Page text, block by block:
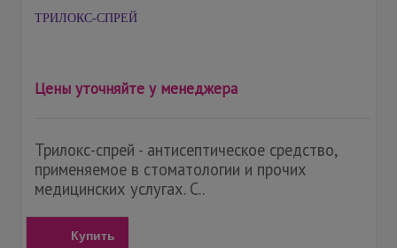
ТРИЛОКС-СПРЕЙ
Цены уточняйте у менеджера
Трилокс-спрей - антисептическое средство,
применяемое в стоматологии и прочих
медицинских услугах. С..
Купить